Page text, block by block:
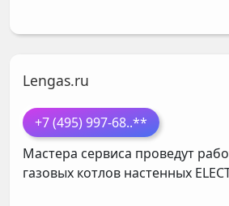
Lengas.ru
+7 (495) 997-68..**
Мастера сервиса проведут
газовых котлов настенных